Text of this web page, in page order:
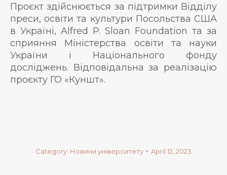
Проєкт здійснюється за підтримки Відділу
преси, освіти та культури Посольства США
в Україні, Alfred P. Sloan Foundation та за
сприяння Міністерства освіти та науки
України і Національного фонду
досліджень. Відповідальна за реалізацію
проєкту ГО «Куншт».
Category: Новини університету April 12, 2023